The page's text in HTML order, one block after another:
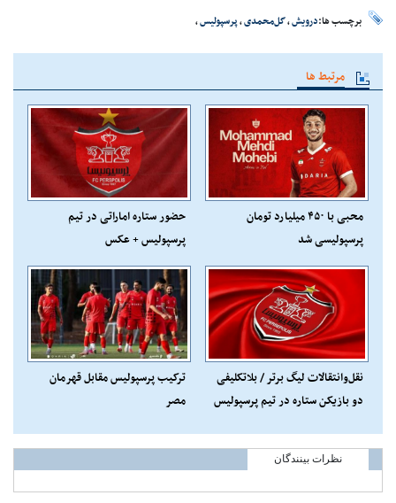
برچسب ها:درویش،گل‌محمدی،پرسپولیس،
مرتبط ها
محبی با ۴۵۰ میلیارد تومان
پرسپولیسی شد
حضور ستاره اماراتی در تیم
پرسپولیس + عکس
نقل‌وانتقالات لیگ برتر / بلاتکلیفی
دو بازیکن ستاره در تیم پرسپولیس
ترکیب پرسپولیس مقابل قهرمان
مصر
نظرات بینندگان